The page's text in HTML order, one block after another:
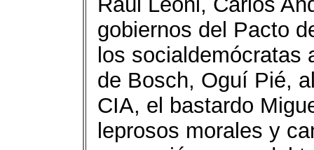
gobiernos del Pacto
los socialdemócratas
de Bosch, Oguí Pié,
CIA, el bastardo
leprosos morales y